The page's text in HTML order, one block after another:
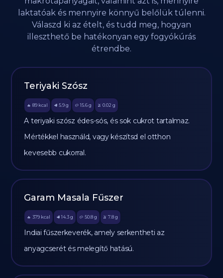
laktatóak és mennyire könnyű belőlük túlenni.
Válaszd ki az ételt, és tudd meg, hogyan
illeszthető be hatékonyan egy fogyókúrás
étrendbe.
Teriyaki Szósz
🔥 89 kcal 🥩 5.9 g 🥔 15.6g 🫒 0.02 g
A teriyaki szósz édes-sós, és sok cukrot tartalmaz.
Mértékkel használd, vagy készítsd el otthon
kevesebb cukorral.
Garam Masala Fűszer
🔥 379 kcal 🥩 14.3 g 🥔 50.8g 🫒 7.8 g
Indiai fűszerkeverék, amely serkentheti az
anyagcserét és melegítő hatású.